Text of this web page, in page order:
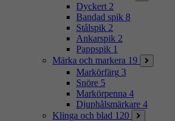
Dyckert 2
Bandad spik 8
Stålspik 2
Ankarspik 2
Pappspik 1
Märka och markera 19
Markörfärg 3
Snöre 5
Markörpenna 4
Djuphålsmärkare 4
Klinga och blad 120